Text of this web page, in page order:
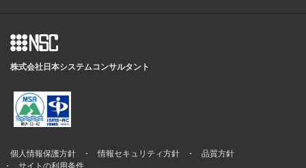
株式会社日本システムコンサルタント
個人情報保護方針 情報セキュリティ方針
品質方針
サイトの利用条件